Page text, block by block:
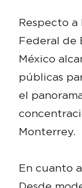
Respecto a
Federal de
México
públicas
el
Monterrey.
En cuanto